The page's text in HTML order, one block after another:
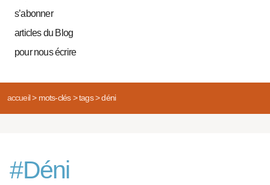
s’abonner
articles du Blog
pour nous écrire
accueil> mots-clés> tags> déni
#Déni